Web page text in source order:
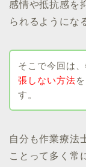
感情や抵抗感を
られるようにな
そこで今回は
張しない方法
す。
自分も作業療法
ことって多く常